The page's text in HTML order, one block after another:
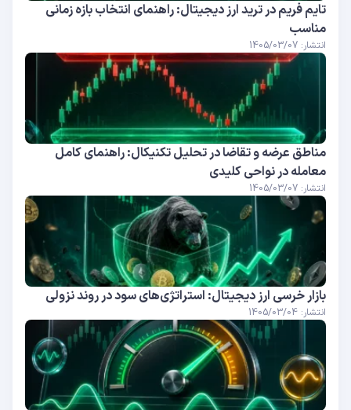
تایم فریم در ترید ارز دیجیتال: راهنمای انتخاب بازه زمانی
مناسب
انتشار: 1405/03/07
مناطق عرضه و تقاضا در تحلیل تکنیکال: راهنمای کامل
معامله در نواحی کلیدی
انتشار: 1405/03/07
بازار خرسی ارز دیجیتال: استراتژی‌های سود در روند نزولی
انتشار: 1405/03/04